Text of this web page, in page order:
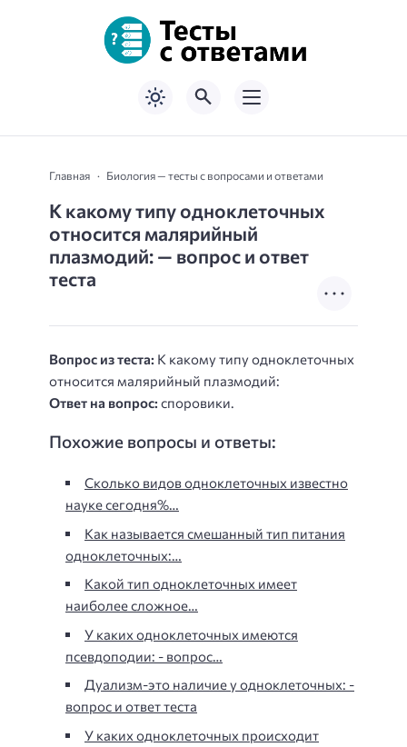
Главная Биология — тесты с вопросами и ответами
К какому типу одноклеточных
относится малярийный
плазмодий: — вопрос и ответ
теста
Вопрос из теста: К какому типу одноклеточных
относится малярийный плазмодий:
Ответ на вопрос: споровики.
Похожие вопросы и ответы:
Сколько видов одноклеточных известно
науке сегодня%…
Как называется смешанный тип питания
одноклеточных:…
Какой тип одноклеточных имеет
наиболее сложное…
У каких одноклеточных имеются
псевдоподии: - вопрос…
Дуализм-это наличие у одноклеточных: -
вопрос и ответ теста
У каких одноклеточных происходит